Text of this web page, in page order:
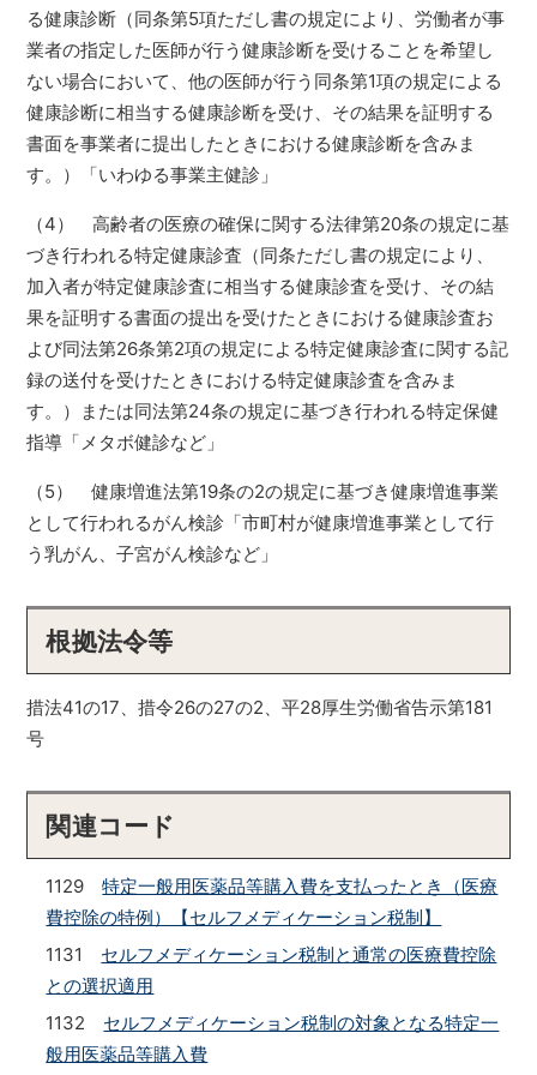
る健康診断（同条第5項ただし書の規定により、労働者が事
業者の指定した医師が行う健康診断を受けることを希望し
ない場合において、他の医師が行う同条第1項の規定による
健康診断に相当する健康診断を受け、その結果を証明する
書面を事業者に提出したときにおける健康診断を含みま
す。）「いわゆる事業主健診」
（4） 高齢者の医療の確保に関する法律第20条の規定に基
づき行われる特定健康診査（同条ただし書の規定により、
加入者が特定健康診査に相当する健康診査を受け、その結
果を証明する書面の提出を受けたときにおける健康診査お
よび同法第26条第2項の規定による特定健康診査に関する記
録の送付を受けたときにおける特定健康診査を含みま
す。）または同法第24条の規定に基づき行われる特定保健
指導「メタボ健診など」
（5） 健康増進法第19条の2の規定に基づき健康増進事業
として行われるがん検診「市町村が健康増進事業として行
う乳がん、子宮がん検診など」
根拠法令等
措法41の17、措令26の27の2、平28厚生労働省告示第181
号
関連コード
1129特定一般用医薬品等購入費を支払ったとき（医療
費控除の特例）【セルフメディケーション税制】
1131 セルフメディケーション税制と通常の医療費控除
との選択適用
1132 セルフメディケーション税制の対象となる特定一
般用医薬品等購入費